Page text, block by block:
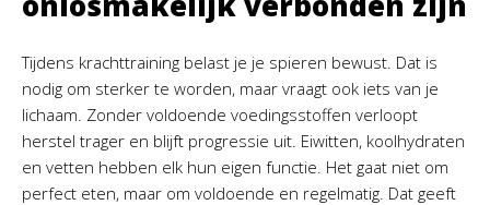
Tijdens krachttraining belast je je spieren bewust. Dat is
nodig om sterker te worden, maar vraagt ook iets van je
lichaam. Zonder voldoende voedingsstoffen verloopt
herstel trager en blijft progressie uit. Eiwitten, koolhydraten
en vetten hebben elk hun eigen functie. Het gaat niet om
perfect eten, maar om voldoende en regelmatig. Dat geeft